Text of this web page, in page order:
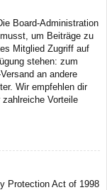
Board-Administration
um Beiträge zu
Mitglied Zugriff auf
stehen: zum
an andere
Wir empfehlen dir
Vorteile
Protection Act of 1998